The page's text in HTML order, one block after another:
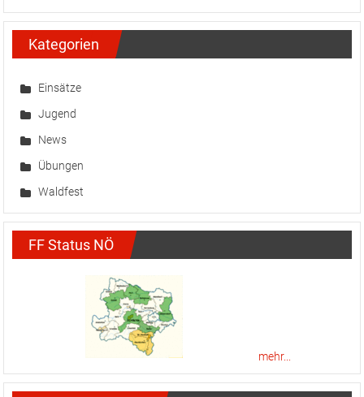
Kategorien
Einsätze
Jugend
News
Übungen
Waldfest
FF Status NÖ
mehr...